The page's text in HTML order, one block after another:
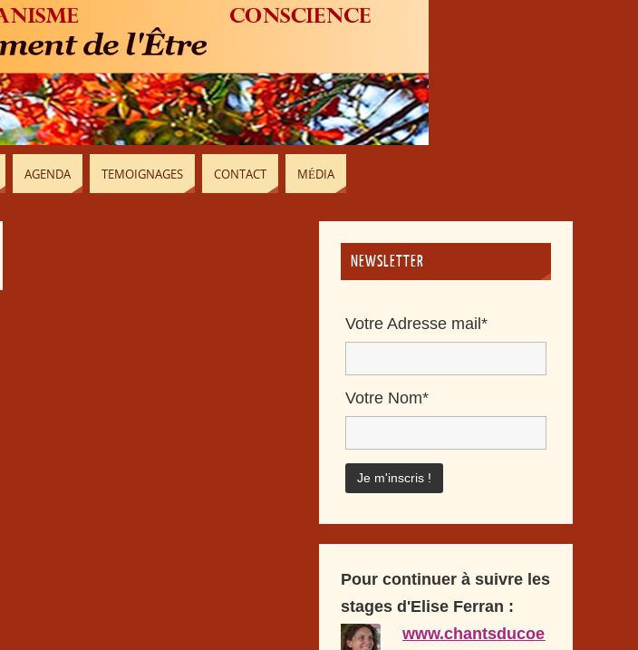
AGENDA TEMOIGNAGES CONTACT MÉDIA
NEWSLETTER
Votre Adresse mail*
Votre Nom*
Pour continuer à suivre les
stages d'Elise Ferran :
www.chantsducoe